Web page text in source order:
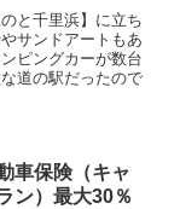
と千里浜】に立ち
サンドアートもあ
ピングカーが数台
道の駅だったので
車保険（キャ
ン）最大30％